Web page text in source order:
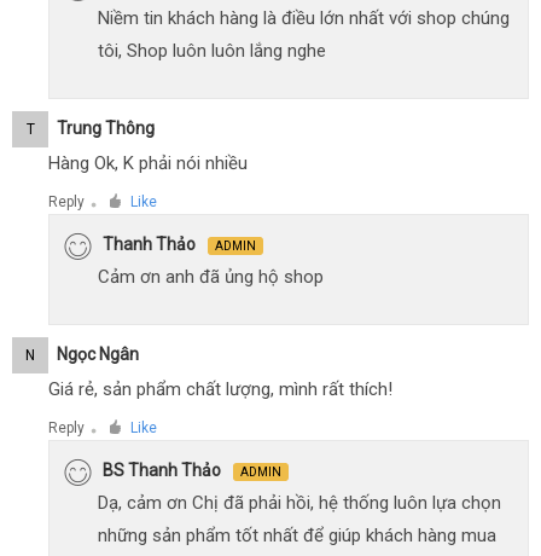
Niềm tin khách hàng là điều lớn nhất với shop chúng
tôi, Shop luôn luôn lắng nghe
T Trung Thông
Hàng Ok, K phải nói nhiều
Reply ● Like
Thanh Thảo ADMIN
Cảm ơn anh đã ủng hộ shop
N Ngọc Ngân
Giá rẻ, sản phẩm chất lượng, mình rất thích!
Reply ● Like
BS Thanh Thảo ADMIN
Dạ, cảm ơn Chị đã phải hồi, hệ thống luôn lựa chọn
những sản phẩm tốt nhất để giúp khách hàng mua